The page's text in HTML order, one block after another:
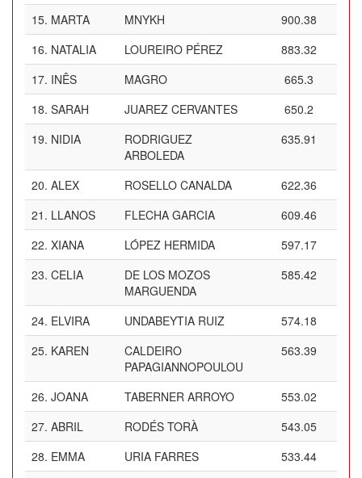
15. MARTA MNYKH
900.38
16. NATALIA LOUREIRO PÉREZ
883.32
17. INÊS MAGRO
665.3
18. SARAH JUAREZ CERVANTES
650.2
19. NIDIA
RODRIGUEZ
ARBOLEDA
635.91
20. ALEX ROSELLO CANALDA
622.36
21. LLANOS FLECHA GARCIA
609.46
22. XIANA LÓPEZ HERMIDA
597.17
23. CELIA
DE LOS MOZOS
MARGUENDA
585.42
24. ELVIRA UNDABEYTIA RUIZ
574.18
25. KAREN
CALDEIRO
PAPAGIANNOPOULOU
563.39
26. JOANA TABERNER ARROYO
553.02
27. ABRIL RODÉS TORÀ
543.05
28. EMMA URIA FARRES
533.44